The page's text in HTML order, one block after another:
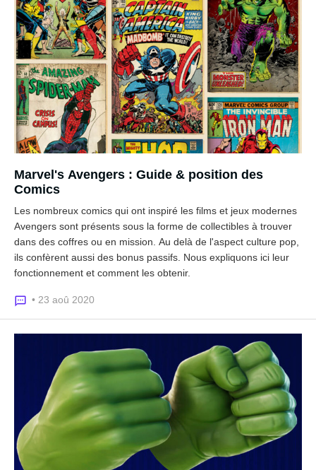
Marvel's Avengers : Guide & position des
Comics
Les nombreux comics qui ont inspiré les films et jeux modernes
Avengers sont présents sous la forme de collectibles à trouver
dans des coffres ou en mission. Au delà de l'aspect culture pop,
ils confèrent aussi des bonus passifs. Nous expliquons ici leur
fonctionnement et comment les obtenir.
• 23 aoû 2020